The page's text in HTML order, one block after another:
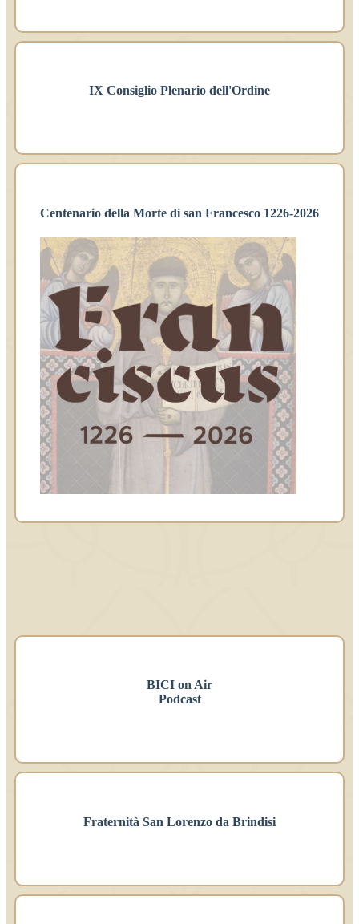
IX Consiglio Plenario dell'Ordine
Centenario della Morte di san Francesco 1226-2026
BICI on Air
Podcast
Fraternità San Lorenzo da Brindisi